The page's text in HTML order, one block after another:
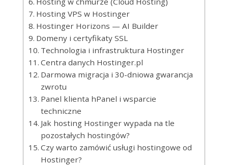
Hosting VPS w Hostinger
Hostinger Horizons — AI Builder
Domeny i certyfikaty SSL
Technologia i infrastruktura Hostinger
Centra danych Hostinger.pl
Darmowa migracja i 30-dniowa gwarancja
zwrotu
Panel klienta hPanel i wsparcie
techniczne
Jak hosting Hostinger wypada na tle
pozostałych hostingów?
Czy warto zamówić usługi hostingowe od
Hostinger?